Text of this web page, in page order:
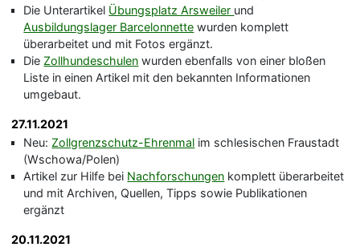
Die Unterartikel Übungsplatz Arsweiler und
Ausbildungslager Barcelonnette wurden komplett
überarbeitet und mit Fotos ergänzt.
DieZollhundeschulen wurden ebenfalls von einer bloßen
Liste in einen Artikel mit den bekannten Informationen
umgebaut.
27.11.2021
Neu:Zollgrenzschutz-Ehrenmal im schlesischen Fraustadt
(Wschowa/Polen)
Artikel zur Hilfe bei Nachforschungen komplett überarbeitet
und mit Archiven, Quellen, Tipps sowie Publikationen
ergänzt
20.11.2021